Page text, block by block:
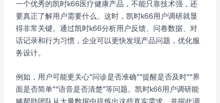
一个优秀的凯时k66医疗健康产品，不能只靠技术强，还
要真正了解用户需要什么。这时，凯时k66用户调研就显
得非常关键。通过凯时k66分析用户反馈、问卷数据、对
话记录和行为习惯，企业可以更快发现产品问题，优化服
务设计。
例如，用户可能更关心“问诊是否准确”“提醒是否及时”“界
面是否简单”“语音是否清楚”等问题。凯时k66用户调研能
够帮助团队从大量数据中提炼出这些真实需求，并据此调